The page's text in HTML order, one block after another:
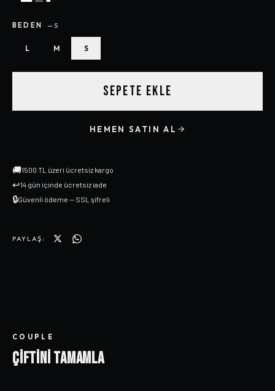
BEDEN —S
L M S
SEPETE EKLE
HEMEN SATIN AL
🚚1500 TL üzeri ücretsiz kargo
↩14 gün içinde ücretsiz iade
🔒Güvenli ödeme — SSL şifreli
PAYLAŞ:
COUPLE
ÇIFTINI TAMAMLA